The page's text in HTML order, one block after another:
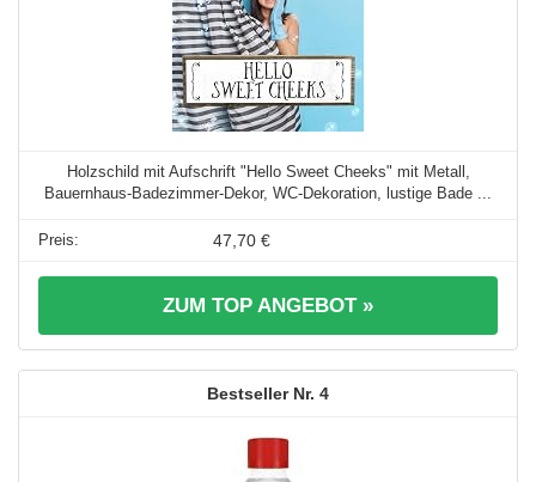
Holzschild mit Aufschrift "Hello Sweet Cheeks" mit Metall,
Bauernhaus-Badezimmer-Dekor, WC-Dekoration, lustige Bade ...
47,70 €
ZUM TOP ANGEBOT »
4